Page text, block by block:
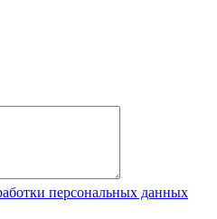
персональных данных